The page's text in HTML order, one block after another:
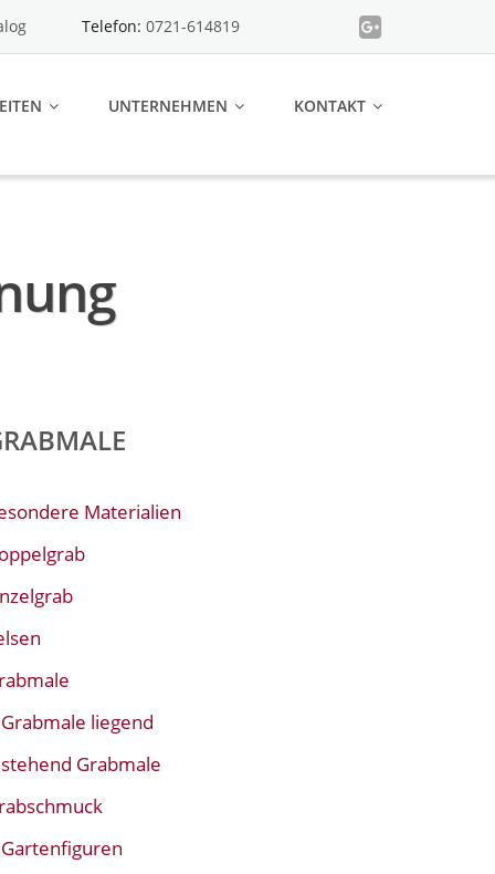
Telefon: 0721-614819
UNTERNEHMEN KONTAKT
Materialien
Grabmale liegend
stehend Grabmale
Gartenfiguren